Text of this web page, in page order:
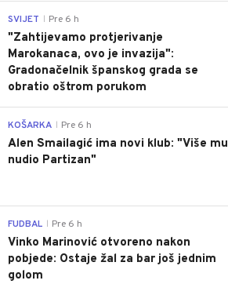
SVIJET Pre 6 h
"Zahtijevamo protjerivanje
Marokanaca, ovo je invazija":
Gradonačelnik španskog grada se
obratio oštrom porukom
KOŠARKA Pre 6 h
Alen Smailagić ima novi klub: "Više mu
nudio Partizan"
FUDBAL Pre 6 h
Vinko Marinović otvoreno nakon
pobjede: Ostaje žal za bar još jednim
golom